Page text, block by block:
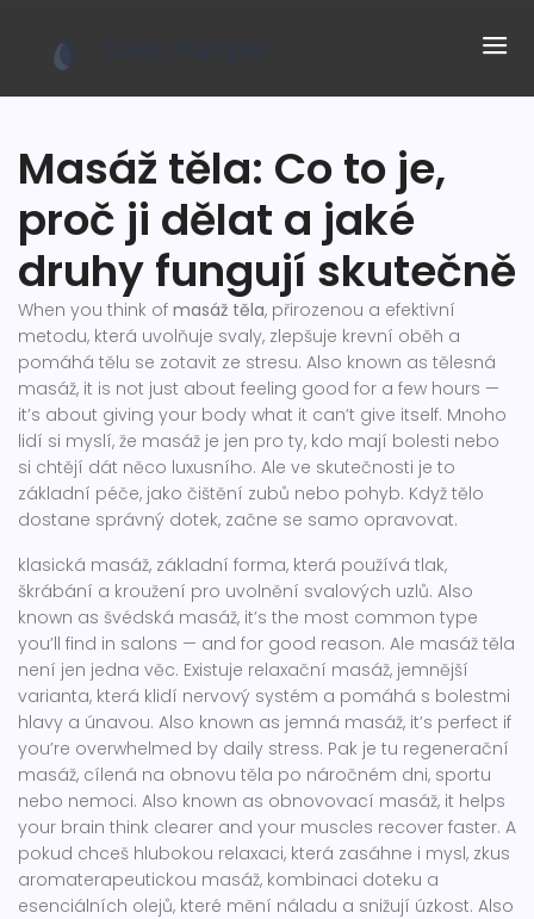
Masáž těla: Co to je,
proč ji dělat a jaké
druhy fungují skutečně
When you think of masáž těla, přirozenou a efektivní
metodu, která uvolňuje svaly, zlepšuje krevní oběh a
pomáhá tělu se zotavit ze stresu. Also known as tělesná
masáž, it is not just about feeling good for a few hours —
it’s about giving your body what it can’t give itself. Mnoho
lidí si myslí, že masáž je jen pro ty, kdo mají bolesti nebo
si chtějí dát něco luxusního. Ale ve skutečnosti je to
základní péče, jako čištění zubů nebo pohyb. Když tělo
dostane správný dotek, začne se samo opravovat.
klasická masáž, základní forma, která používá tlak,
škrábání a kroužení pro uvolnění svalových uzlů. Also
known as švédská masáž, it’s the most common type
you’ll find in salons — and for good reason. Ale masáž těla
není jen jedna věc. Existuje relaxační masáž, jemnější
varianta, která klidí nervový systém a pomáhá s bolestmi
hlavy a únavou. Also known as jemná masáž, it’s perfect if
you’re overwhelmed by daily stress. Pak je tu regenerační
masáž, cílená na obnovu těla po náročném dni, sportu
nebo nemoci. Also known as obnovovací masáž, it helps
your brain think clearer and your muscles recover faster. A
pokud chceš hlubokou relaxaci, která zasáhne i mysl, zkus
aromaterapeutickou masáž, kombinaci doteku a
esenciálních olejů, které mění náladu a snižují úzkost. Also